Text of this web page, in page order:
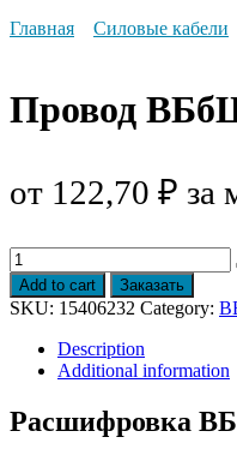
Главная
Силовые кабели
Провод
от 122,70 ₽ за
Провод
ВБбШвнг(А)
4х4
quantity
Add to cart Заказать
SKU: 15406232 Category:
Description
Additional information
Расшифровка